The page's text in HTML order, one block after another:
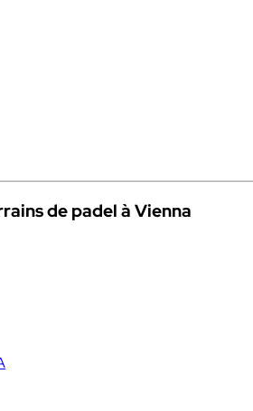
de padel à Vienna